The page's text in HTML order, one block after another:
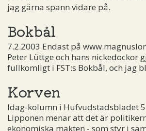
jag gärna spann vidare på.
Bokbål
7.2.2003 Endast på
Peter Lüttge och hans nickedockor
fullkomligt i FST:s Bokbål, och jag
Korven
Idag-kolumn i Hufvudstadsbladet
Lipponen menar att det är
ekonomiska makten - som styr i